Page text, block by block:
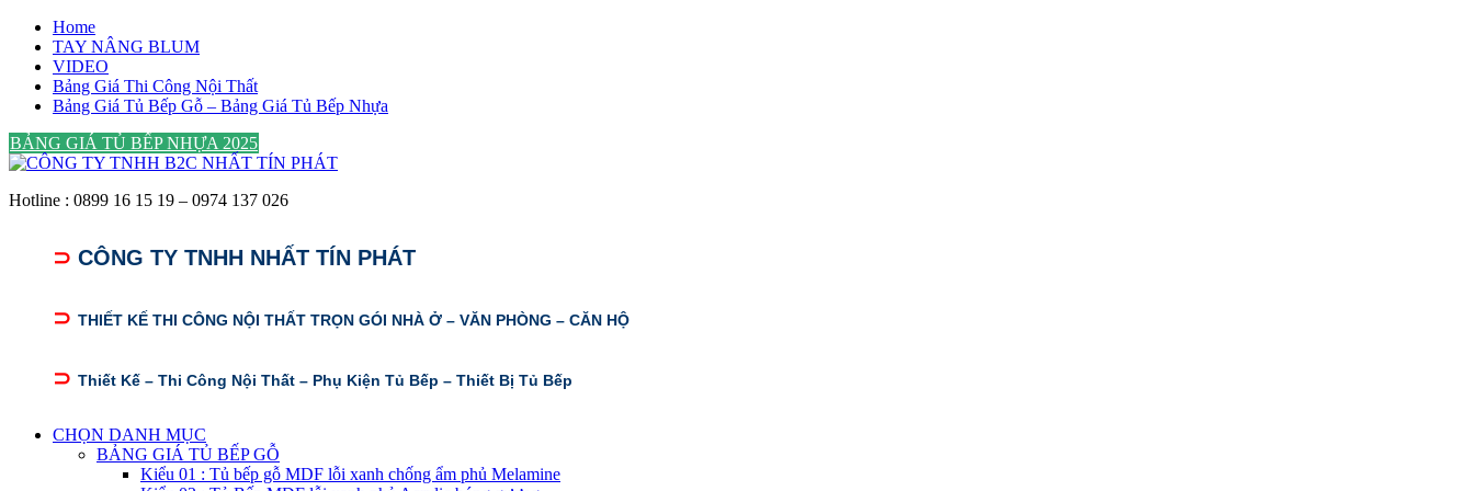
Skip
content
Home
TAY NÂNG BLUM
VIDEO
Bảng Giá Thi Công Nội Thất
Bảng Giá Tủ Bếp Gỗ – Bảng Giá Tủ Bếp Nhựa
BẢNG GIÁ TỦ BẾP NHỰA 2025
Hotline : 0899 16 15 19 – 0974 137 026
⊃ CÔNG TY TNHH NHẤT TÍN PHÁT
⊃ THIẾT KẾ THI CÔNG NỘI THẤT TRỌN GÓI NHÀ Ở – VĂN PHÒNG – CĂN HỘ
⊃ Thiết Kế – Thi Công Nội Thất – Phụ Kiện Tủ Bếp – Thiết Bị Tủ Bếp
CHỌN DANH MỤC
BẢNG GIÁ TỦ BẾP GỖ
Kiểu 01 : Tủ bếp gỗ MDF lỗi xanh chống ẩm phủ Melamine